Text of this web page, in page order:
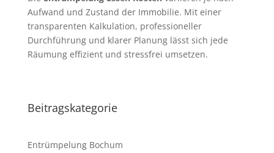
Aufwand und Zustand der Immobilie. Mit einer
transparenten Kalkulation, professioneller
Durchführung und klarer Planung lässt sich jede
Räumung effizient und stressfrei umsetzen.
Beitragskategorie
Entrümpelung Bochum